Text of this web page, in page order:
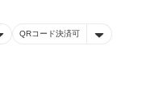
QRコード決済可